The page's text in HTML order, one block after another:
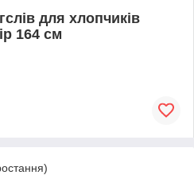
для хлопчиків
164 см